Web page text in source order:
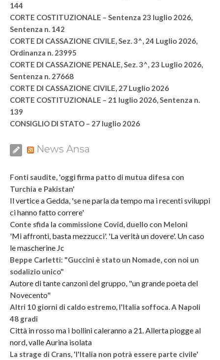
144
CORTE COSTITUZIONALE – Sentenza 23 luglio 2026,
Sentenza n. 142
CORTE DI CASSAZIONE CIVILE, Sez. 3^, 24 Luglio 2026,
Ordinanza n. 23995
CORTE DI CASSAZIONE PENALE, Sez. 3^, 23 Luglio 2026,
Sentenza n. 27668
CORTE DI CASSAZIONE CIVILE, 27 Luglio 2026
CORTE COSTITUZIONALE – 21 luglio 2026, Sentenza n.
139
CONSIGLIO DI STATO – 27 luglio 2026
News Ansa
Fonti saudite, 'oggi firma patto di mutua difesa con
Turchia e Pakistan'
Il vertice a Gedda, 'se ne parla da tempo ma i recenti sviluppi
ci hanno fatto correre'
Conte sfida la commissione Covid, duello con Meloni
'Mi affronti, basta mezzucci'. 'La verità un dovere'. Un caso
le mascherine Jc
Beppe Carletti: "Guccini è stato un Nomade, con noi un
sodalizio unico"
Autore di tante canzoni del gruppo, "un grande poeta del
Novecento"
Altri 10 giorni di caldo estremo, l'Italia soffoca. A Napoli
48 gradi
Città in rosso ma i bollini caleranno a 21. Allerta piogge al
nord, valle Aurina isolata
La strage di Crans, 'l'Italia non potrà essere parte civile'